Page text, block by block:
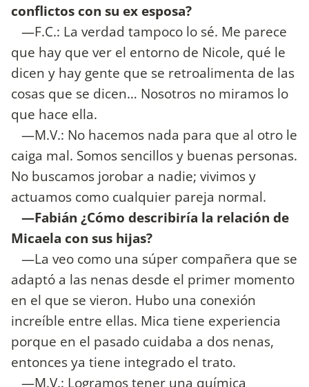
conflictos con su ex esposa?
—F.C.: La verdad tampoco lo sé. Me parece
que hay que ver el entorno de Nicole, qué le
dicen y hay gente que se retroalimenta de las
cosas que se dicen… Nosotros no miramos lo
que hace ella.
—M.V.: No hacemos nada para que al otro le
caiga mal. Somos sencillos y buenas personas.
No buscamos jorobar a nadie; vivimos y
actuamos como cualquier pareja normal.
—Fabián ¿Cómo describiría la relación de
Micaela con sus hijas?
—La veo como una súper compañera que se
adaptó a las nenas desde el primer momento
en el que se vieron. Hubo una conexión
increíble entre ellas. Mica tiene experiencia
porque en el pasado cuidaba a dos nenas,
entonces ya tiene integrado el trato.
—M.V.: Logramos tener una química